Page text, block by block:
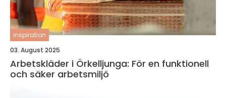
inspiration
03. August 2025
Arbetskläder i Örkelljunga: För en funktionell
och säker arbetsmiljö